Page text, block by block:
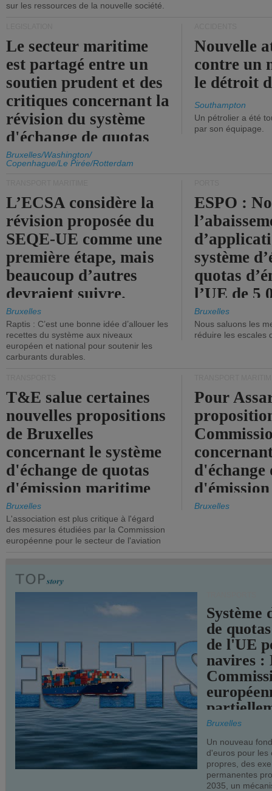
sur les ressources de la nouvelle société.
Le secteur maritime
est partagé entre un
soutien prudent et des
critiques concernant la
révision du système
d'échange de quotas
d'émission de l'UE.
Bruxelles/Washington/
Copenhague/Le Pirée/Rotterdam
Nouvelle
contre un
le détroit
Southampton
Un pétrolier a été
par son équipage.
L’ECSA considère la
révision proposée du
SEQE-UE comme une
première étape, mais
beaucoup d’autres
devraient suivre.
Bruxelles
Raptis : C’est une bonne idée d’allouer les
recettes du système aux niveaux
européen et national pour soutenir les
carburants durables.
ESPO :
système
quotas
l’UE de 5
tonneaux
brute.
Bruxelles
Nous saluons les
réduire les escales
T&E salue certaines
nouvelles propositions
de Bruxelles
concernant le système
d'échange de quotas
d'émission maritime
de l'UE.
Bruxelles
L'association est plus critique à l'égard
des mesures étudiées par la Commission
européenne pour le secteur de l'aviation
Pour
d'échange
timide,
Bruxelles
Système
de
de l'UE
navires :
Bruxelles
Un nouveau
d'euros pour les
propres, des
permanentes
2035, un